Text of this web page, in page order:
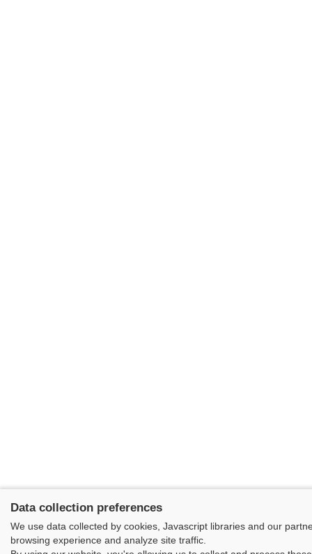
Data collection preferences
We use data collected by cookies, Javascript libraries and our
browsing experience and analyze site traffic.